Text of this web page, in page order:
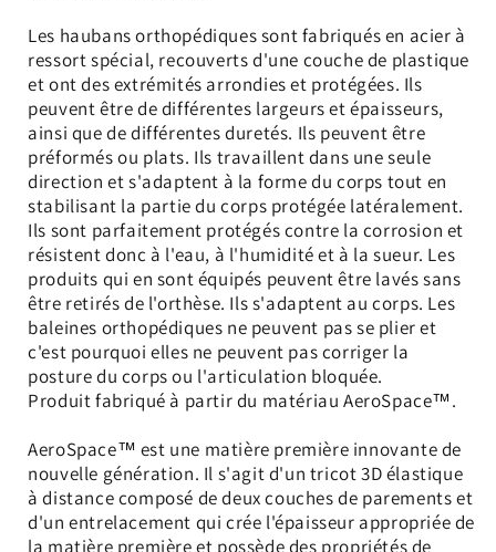
Les haubans orthopédiques sont fabriqués en acier à
ressort spécial, recouverts d'une couche de plastique
et ont des extrémités arrondies et protégées. Ils
peuvent être de différentes largeurs et épaisseurs,
ainsi que de différentes duretés. Ils peuvent être
préformés ou plats. Ils travaillent dans une seule
direction et s'adaptent à la forme du corps tout en
stabilisant la partie du corps protégée latéralement.
Ils sont parfaitement protégés contre la corrosion et
résistent donc à l'eau, à l'humidité et à la sueur. Les
produits qui en sont équipés peuvent être lavés sans
être retirés de l'orthèse. Ils s'adaptent au corps. Les
baleines orthopédiques ne peuvent pas se plier et
c'est pourquoi elles ne peuvent pas corriger la
posture du corps ou l'articulation bloquée.
Produit fabriqué à partir du matériau AeroSpace™.
AeroSpace™ est une matière première innovante de
nouvelle génération. Il s'agit d'un tricot 3D élastique
à distance composé de deux couches de parements et
d'un entrelacement qui crée l'épaisseur appropriée de
la matière première et possède des propriétés de